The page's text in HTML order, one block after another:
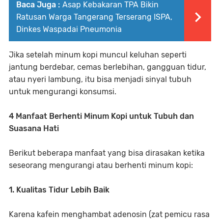
Baca Juga : Asap Kebakaran TPA Bikin
Ratusan Warga Tangerang Terserang ISPA,
Dinkes Waspadai Pneumonia
Jika setelah minum kopi muncul keluhan seperti
jantung berdebar, cemas berlebihan, gangguan tidur,
atau nyeri lambung, itu bisa menjadi sinyal tubuh
untuk mengurangi konsumsi.
4 Manfaat Berhenti Minum Kopi untuk Tubuh dan
Suasana Hati
Berikut beberapa manfaat yang bisa dirasakan ketika
seseorang mengurangi atau berhenti minum kopi:
1. Kualitas Tidur Lebih Baik
Karena kafein menghambat adenosin (zat pemicu rasa